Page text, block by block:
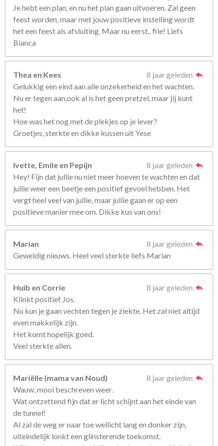
Je hebt een plan, en nu het plan gaan uitvoeren. Zal geen
feest worden, maar met jouw positieve instelling wordt
het een feest als afsluiting. Maar nu eerst.. file! Liefs
Bianca
Thea en Kees
8 jaar geleden
Gelukkig een eind aan alle onzekerheid en het wachten.
Nu er tegen aan,ook al is het geen pretzel, maar jij kunt
het!
Hoe was het nog met de plekjes op je lever?
Groetjes, sterkte en dikke kussen uit Yese
Ivette, Emile en Pepijn
8 jaar geleden
Hey! Fijn dat jullie nu niet meer hoeven te wachten en dat
jullie weer een beetje een positief gevoel hebben. Het
vergt heel veel van jullie, maar jullie gaan er op een
positieve manier mee om. Dikke kus van ons!
Marian
8 jaar geleden
Geweldig nieuws. Heel veel sterkte liefs Marian
Huib en Corrie
8 jaar geleden
Klinkt positief Jos.
Nu kun je gaan vechten tegen je ziekte. Het zal niet altijd
even makkelijk zijn.
Het komt hopelijk goed.
Veel sterkte allen.
Mariëlle (mama van Noud)
8 jaar geleden
Wauw, mooi beschreven weer.
Wat ontzettend fijn dat er licht schijnt aan het einde van
de tunnel!
Al zal de weg er naar toe wellicht lang en donker zijn,
uiteindelijk lonkt een glinsterende toekomst.